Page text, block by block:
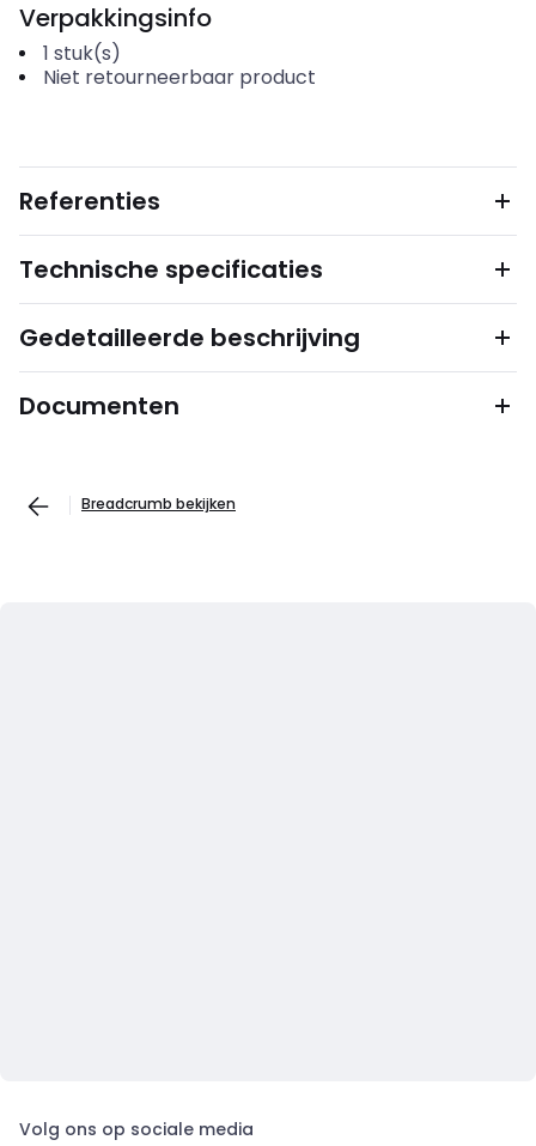
Verpakkingsinfo
1 stuk(s)
Niet retourneerbaar product
Referenties
Technische specificaties
Gedetailleerde beschrijving
Documenten
Breadcrumb bekijken
Volg ons op sociale media